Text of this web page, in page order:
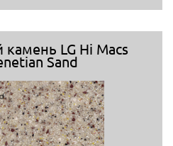
камень LG Hi Macs
Sand